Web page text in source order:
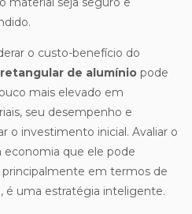
o custo-benefício do
de alumínio pode
mais elevado em
seu desempenho e
o investimento inicial. Avaliar o
economia que ele pode
principalmente em termos de
é uma estratégia inteligente.